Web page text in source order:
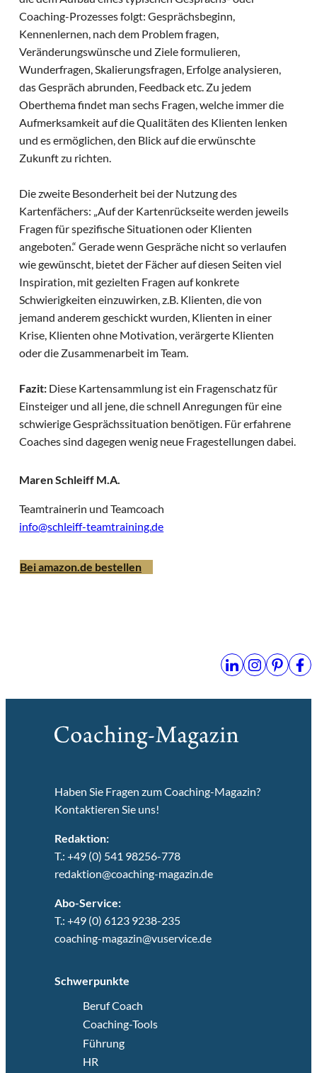
Coaching-Prozesses folgt: Gesprächsbeginn,
Kennenlernen, nach dem Problem fragen,
Veränderungswünsche und Ziele formulieren,
Wunderfragen, Skalierungsfragen, Erfolge analysieren,
das Gespräch abrunden, Feedback etc. Zu jedem
Oberthema findet man sechs Fragen, welche immer die
Aufmerksamkeit auf die Qualitäten des Klienten lenken
und es ermöglichen, den Blick auf die erwünschte
Zukunft zu richten.
Die zweite Besonderheit bei der Nutzung des
Kartenfächers: „Auf der Kartenrückseite werden jeweils
Fragen für spezifische Situationen oder Klienten
angeboten.“ Gerade wenn Gespräche nicht so verlaufen
wie gewünscht, bietet der Fächer auf diesen Seiten viel
Inspiration, mit gezielten Fragen auf konkrete
Schwierigkeiten einzuwirken, z.B. Klienten, die von
jemand anderem geschickt wurden, Klienten in einer
Krise, Klienten ohne Motivation, verärgerte Klienten
oder die Zusammenarbeit im Team.
Fazit: Diese Kartensammlung ist ein Fragenschatz für
Einsteiger und all jene, die schnell Anregungen für eine
schwierige Gesprächssituation benötigen. Für erfahrene
Coaches sind dagegen wenig neue Fragestellungen dabei.
Maren Schleiff M.A.
Teamtrainerin und Teamcoach
info@schleiff-teamtraining.de
Bei amazon.de bestellen
Haben Sie Fragen zum Coaching-Magazin?
Kontaktieren Sie uns!
Redaktion:
T.: +49 (0) 541 98256-778
redaktion@coaching-magazin.de
Abo-Service:
T.: +49 (0) 6123 9238-235
coaching-magazin@vuservice.de
Schwerpunkte
Beruf Coach
Coaching-Tools
Führung
HR